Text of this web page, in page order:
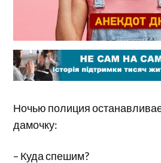
Ночью полиция
дамочку:
– Куда спешим?